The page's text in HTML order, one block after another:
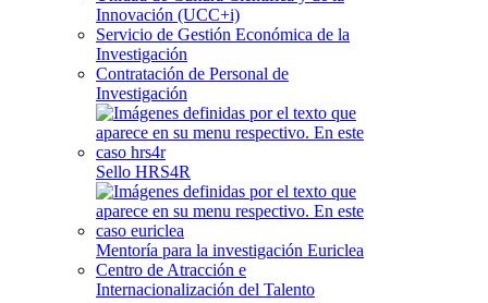
Innovación (UCC+i)
Servicio de Gestión Económica de la
Investigación
Contratación de Personal de
Investigación
Sello HRS4R
Mentoría para la investigación Euriclea
Centro de Atracción e
Internacionalización del Talento